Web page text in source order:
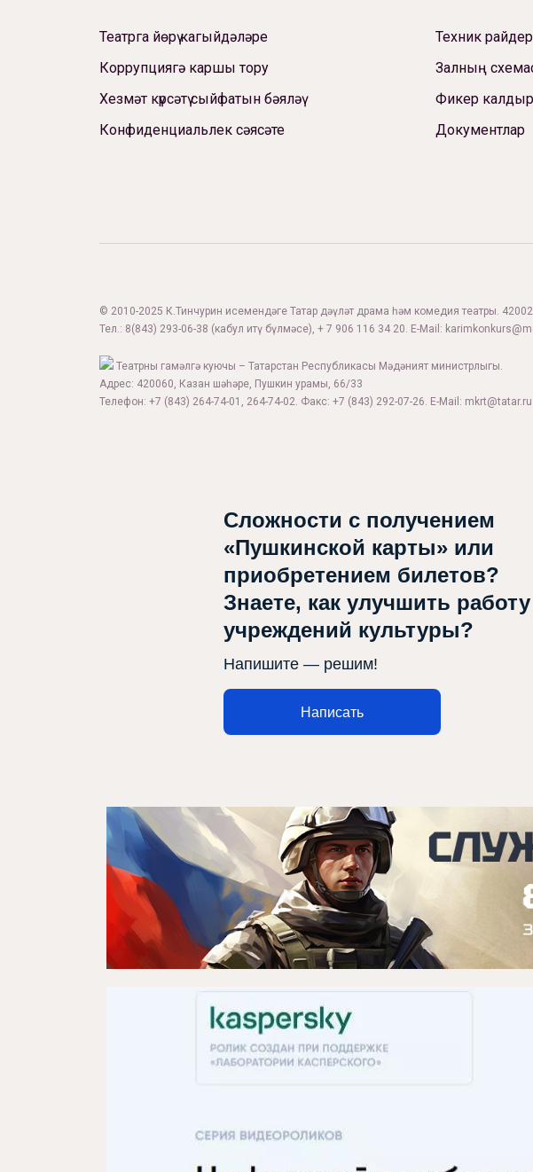
Яңалыклар
Репертуар
Проектлар
Медиа
Элемтә
Театрга йөрү кагыйдәләре
Коррупциягә каршы тору
Хезмәт күрсәтү сыйфатын бәяләү
Конфиденциальлек сәясәте
Техник райдер
Залның
Фикер
Документлар
© 2010-2025 К.Тинчурин исемендәге Татар дәүләт драма һәм комедия театры.
Тел.: 8(843) 293-06-38 (кабул итү бүлмәсе), + 7 906 116 34 20. E-Mail:
Театрны гамәлгә куючы – Татарстан Республикасы Мәдәният министрлыгы.
Адрес: 420060, Казан шәһәре, Пушкин урамы, 66/33
Телефон: +7 (843) 264-74-01, 264-74-02. Факс: +7 (843) 292-07-26. E-Mail: mkrt@tatar.ru
Сложности с получением
«Пушкинской карты» или
приобретением билетов?
Знаете, как улучшить работу
учреждений культуры?
Напишите — решим!
Написать